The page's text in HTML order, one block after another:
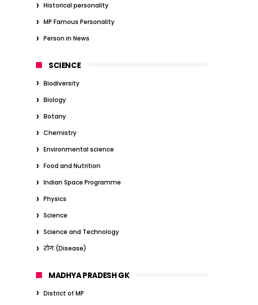
Historical personality
MP Famous Personality
Person in News
SCIENCE
Biodiversity
Biology
Botany
Chemistry
Environmental science
Food and Nutrition
Indian Space Programme
Physics
Science
Science and Technology
रोग (Disease)
MADHYA PRADESH GK
District of MP